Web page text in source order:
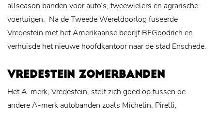
allseason banden voor auto’s, tweewielers en agrarische
voertuigen. Na de Tweede Wereldoorlog fuseerde
Vredestein met het Amerikaanse bedrijf BFGoodrich en
verhuisde het nieuwe hoofdkantoor naar de stad Enschede.
VREDESTEIN ZOMERBANDEN
Het A-merk, Vredestein, stelt zich goed op tussen de
andere A-merk autobanden zoals Michelin, Pirelli,